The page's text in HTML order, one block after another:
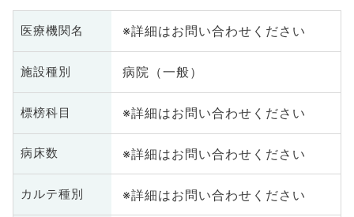
医療機関名 ※詳細はお問い合わせください
施設種別 病院（一般）
標榜科目 ※詳細はお問い合わせください
病床数 ※詳細はお問い合わせください
カルテ種別 ※詳細はお問い合わせください